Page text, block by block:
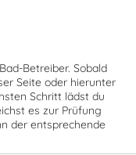
Betreiber. Sobald
Seite oder hierunter
Schritt lädst du
es zur Prüfung
der entsprechende